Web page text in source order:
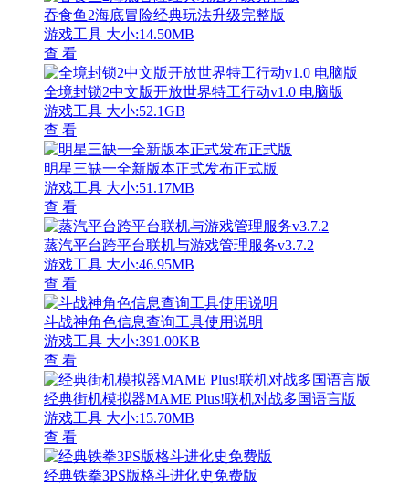
吞食鱼2海底冒险经典玩法升级完整版
游戏工具 大小:14.50MB
查 看
全境封锁2中文版开放世界特工行动v1.0 电脑版
游戏工具 大小:52.1GB
查 看
明星三缺一全新版本正式发布正式版
游戏工具 大小:51.17MB
查 看
蒸汽平台跨平台联机与游戏管理服务v3.7.2
游戏工具 大小:46.95MB
查 看
斗战神角色信息查询工具使用说明
游戏工具 大小:391.00KB
查 看
经典街机模拟器MAME Plus!联机对战多国语言版
游戏工具 大小:15.70MB
查 看
经典铁拳3PS版格斗进化史免费版